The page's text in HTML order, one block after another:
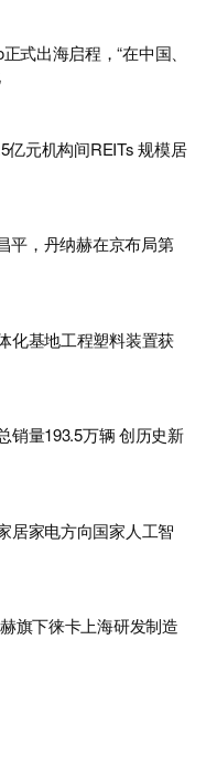
式出海启程，“在中国、
亿元机构间REITs 规模居
平，丹纳赫在京布局第
化基地工程塑料装置获
销量193.5万辆 创历史新
居家电方向国家人工智
旗下徕卡上海研发制造